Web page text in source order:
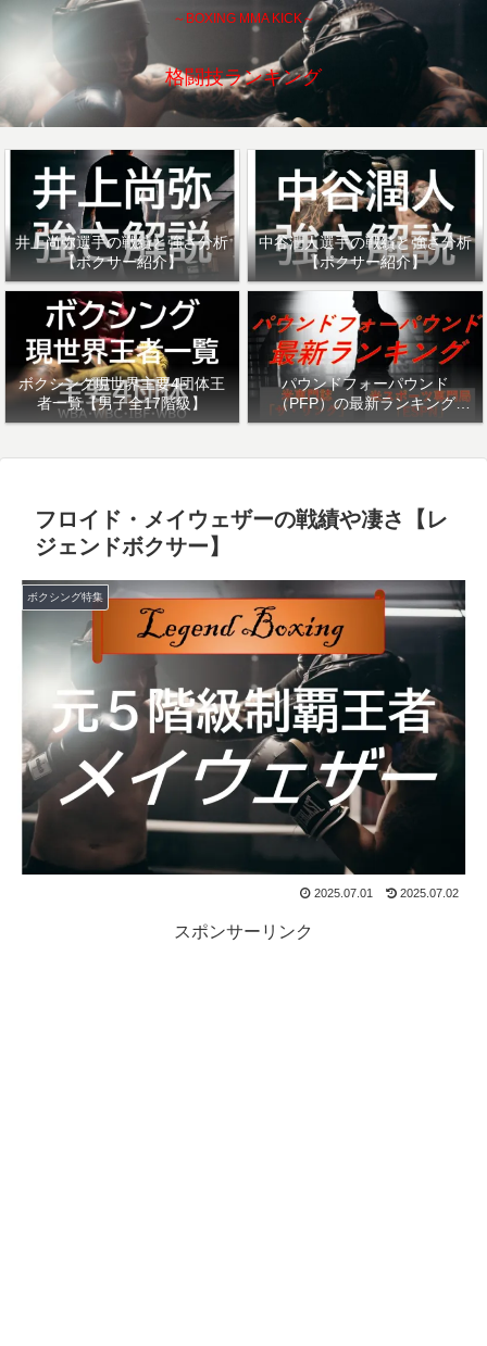
～BOXING MMA KICK～
格闘技ランキング
井上尚弥選手の戦績と強さ分析
【ボクサー紹介】
中谷潤人選手の戦績と強さ分析
【ボクサー紹介】
ボクシング現世界主要4団体王
者一覧【男子全17階級】
パウンドフォーパウンド
（PFP）の最新ランキング
「ザ・リング」・「ESPN」を
フロイド・メイウェザーの戦績や凄さ【レ
ジェンドボクサー】
ボクシング特集
2025.07.01 2025.07.02
スポンサーリンク